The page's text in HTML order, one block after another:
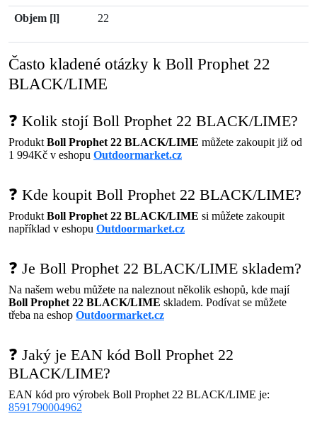
Objem [l] 22
Často kladené otázky k Boll Prophet 22
BLACK/LIME
❓ Kolik stojí Boll Prophet 22 BLACK/LIME?
Produkt Boll Prophet 22 BLACK/LIME můžete zakoupit již od
1 994Kč v eshopu Outdoormarket.cz
❓ Kde koupit Boll Prophet 22 BLACK/LIME?
Produkt Boll Prophet 22 BLACK/LIME si můžete zakoupit
například v eshopu Outdoormarket.cz
❓ Je Boll Prophet 22 BLACK/LIME skladem?
Na našem webu můžete na naleznout několik eshopů, kde mají
Boll Prophet 22 BLACK/LIME skladem. Podívat se můžete
třeba na eshop Outdoormarket.cz
❓ Jaký je EAN kód Boll Prophet 22
BLACK/LIME?
EAN kód pro výrobek Boll Prophet 22 BLACK/LIME je:
8591790004962